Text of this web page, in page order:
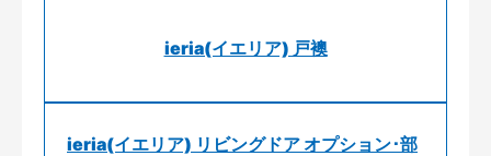
ieria(イエリア) 戸襖
ieria(イエリア) リビングドア オプション･部